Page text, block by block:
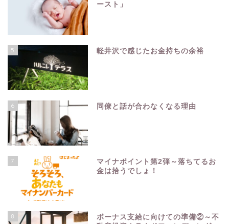
ースト」
5 軽井沢で感じたお金持ちの余裕
6 同僚と話が合わなくなる理由
7
マイナポイント第2弾～落ちてるお
金は拾うでしょ！
8
ボーナス支給に向けての準備②～不